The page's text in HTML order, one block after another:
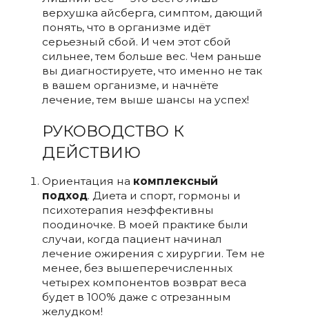
верхушка айсберга, симптом, дающий
понять, что в организме идёт
серьезный сбой. И чем этот сбой
сильнее, тем больше вес. Чем раньше
вы диагностируете, что именно не так
в вашем организме, и начнёте
лечение, тем выше шансы на успех!
РУКОВОДСТВО К
ДЕЙСТВИЮ
Ориентация на комплексный
подход. Диета и спорт, гормоны и
психотерапия неэффективны
поодиночке. В моей практике были
случаи, когда пациент начинал
лечение ожирения с хирургии. Тем не
менее, без вышеперечисленных
четырех компонентов возврат веса
будет в 100% даже с отрезанным
желудком!